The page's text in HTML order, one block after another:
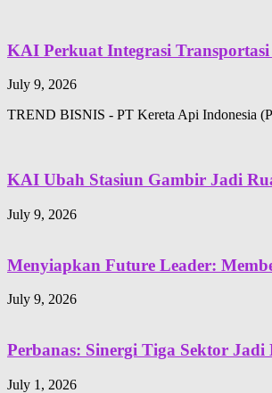
KAI Perkuat Integrasi
July 9, 2026
TREND BISNIS - PT Kereta Api Indonesia
KAI Ubah Stasiun Gambir Jadi
July 9, 2026
Menyiapkan Future Leader:
July 9, 2026
Perbanas: Sinergi Tiga Sektor
July 1, 2026